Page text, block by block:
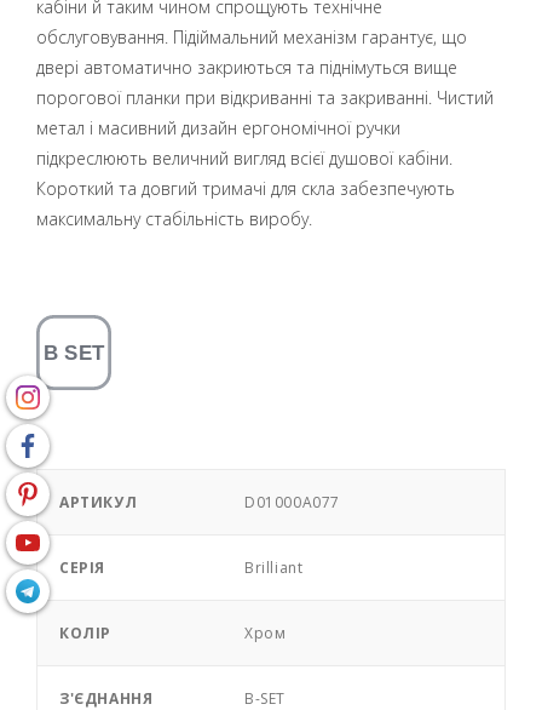
кабіни й таким чином спрощують технічне
обслуговування. Підіймальний механізм гарантує, що
двері автоматично закриються та піднімуться вище
порогової планки при відкриванні та закриванні. Чистий
метал і масивний дизайн ергономічної ручки
підкреслюють величний вигляд всієї душової кабіни.
Короткий та довгий тримачі для скла забезпечують
максимальну стабільність виробу.
АРТИКУЛ D01000A077
СЕРІЯ Brilliant
КОЛІР Хром
З'ЄДНАННЯ B-SET